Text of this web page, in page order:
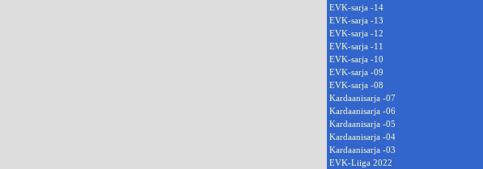
EVK-sarja -14
EVK-sarja -13
EVK-sarja -12
EVK-sarja -11
EVK-sarja -10
EVK-sarja -09
EVK-sarja -08
Kardaanisarja -07
Kardaanisarja -06
Kardaanisarja -05
Kardaanisarja -04
Kardaanisarja -03
EVK-Liiga 2022